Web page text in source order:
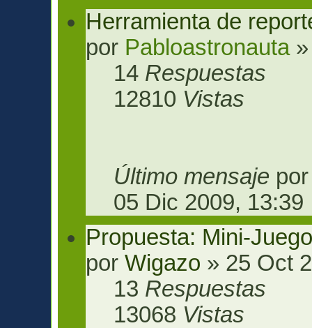
Herramienta de
por Pabloastronauta»
14 Respuestas
12810 Vistas
Último mensaje
05 Dic 2009, 13:39
Propuesta: Mini-
porWigazo » 25 Oct
13 Respuestas
13068 Vistas